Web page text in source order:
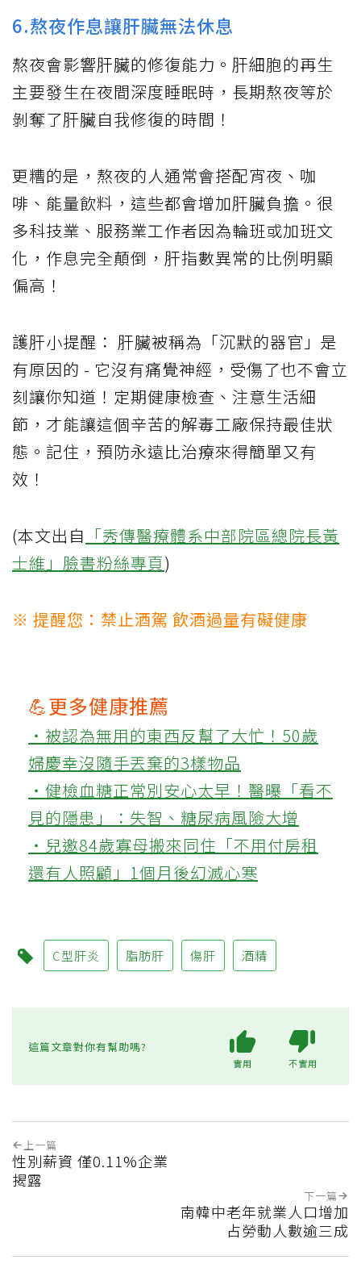
6.熬夜作息讓肝臟無法休息
熬夜會影響肝臟的修復能力。肝細胞的再生
主要發生在夜間深度睡眠時，長期熬夜等於
剝奪了肝臟自我修復的時間！
更糟的是，熬夜的人通常會搭配宵夜、咖
啡、能量飲料，這些都會增加肝臟負擔。很
多科技業、服務業工作者因為輪班或加班文
化，作息完全顛倒，肝指數異常的比例明顯
偏高！
護肝小提醒： 肝臟被稱為「沉默的器官」是
有原因的 - 它沒有痛覺神經，受傷了也不會立
刻讓你知道！定期健康檢查、注意生活細
節，才能讓這個辛苦的解毒工廠保持最佳狀
態。記住，預防永遠比治療來得簡單又有
效！
(本文出自 「秀傳醫療體系中部院區總院長黃
士維」臉書粉絲專頁)
※ 提醒您：禁止酒駕 飲酒過量有礙健康
💪更多健康推薦
‧被認為無用的東西反幫了大忙！50歲
婦慶幸沒隨手丟棄的3樣物品
‧健檢血糖正常別安心太早！醫曝「看不
見的隱患」：失智、糖尿病風險大增
‧兒邀84歲寡母搬來同住「不用付房租
還有人照顧」1個月後幻滅心寒
C型肝炎 脂肪肝 傷肝 酒精
這篇文章對你有幫助嗎?
實用 不實用
上一篇
性別薪資 僅0.11%企業
揭露
下一篇
南韓中老年就業人口增加
占勞動人數逾三成